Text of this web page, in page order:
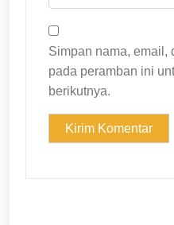
Simpan nama, email,
pada peramban ini
berikutnya.